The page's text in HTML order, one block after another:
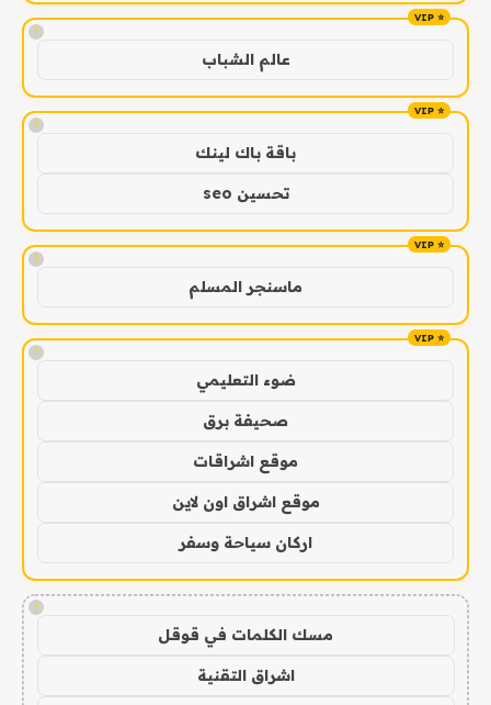
!
عالم الشباب
!
باقة باك لينك
تحسين seo
!
ماسنجر المسلم
!
ضوء التعليمي
صحيفة برق
موقع اشراقات
موقع اشراق اون لاين
اركان سياحة وسفر
!
مسك الكلمات في قوقل
اشراق التقنية